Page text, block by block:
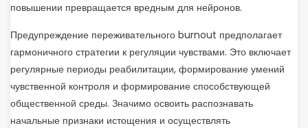
повышении превращается вредным для нейронов.
Предупреждение переживательного burnout предполагает
гармоничного стратегии к регуляции чувствами. Это включает
регулярные периоды реабилитации, формирование умений
чувственной контроля и формирование способствующей
общественной среды. Значимо освоить распознавать
начальные признаки истощения и осуществлять